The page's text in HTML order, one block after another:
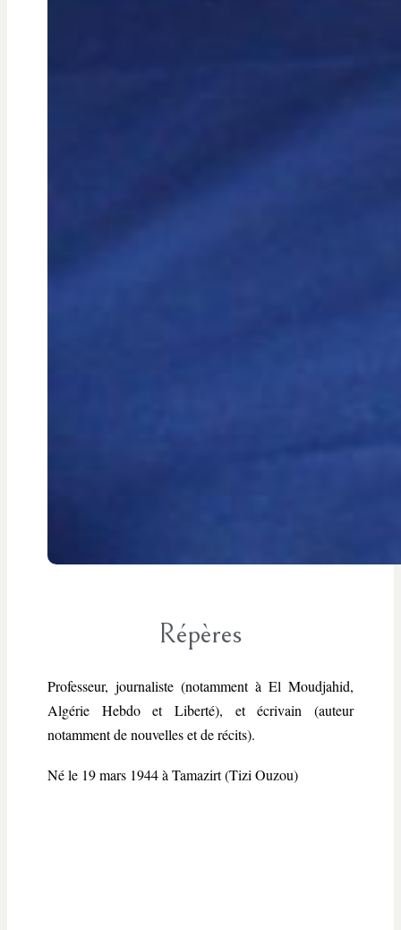
Répères
Professeur, journaliste (notamment à El Moudjahid,
Algérie Hebdo et Liberté), et écrivain (auteur
notamment de nouvelles et de récits).
Né le 19 mars 1944 à Tamazirt (Tizi Ouzou)